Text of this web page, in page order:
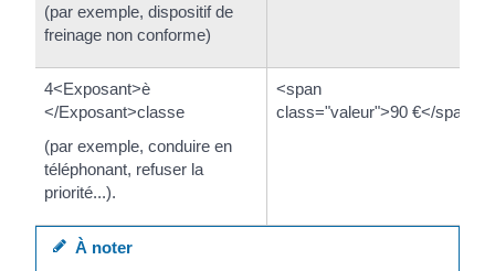
(par exemple, dispositif de
freinage non conforme)
4<Exposant>è
</Exposant>classe
(par exemple, conduire en
téléphonant, refuser la
priorité...).
<span
class="valeur">90 €</span>
À noter